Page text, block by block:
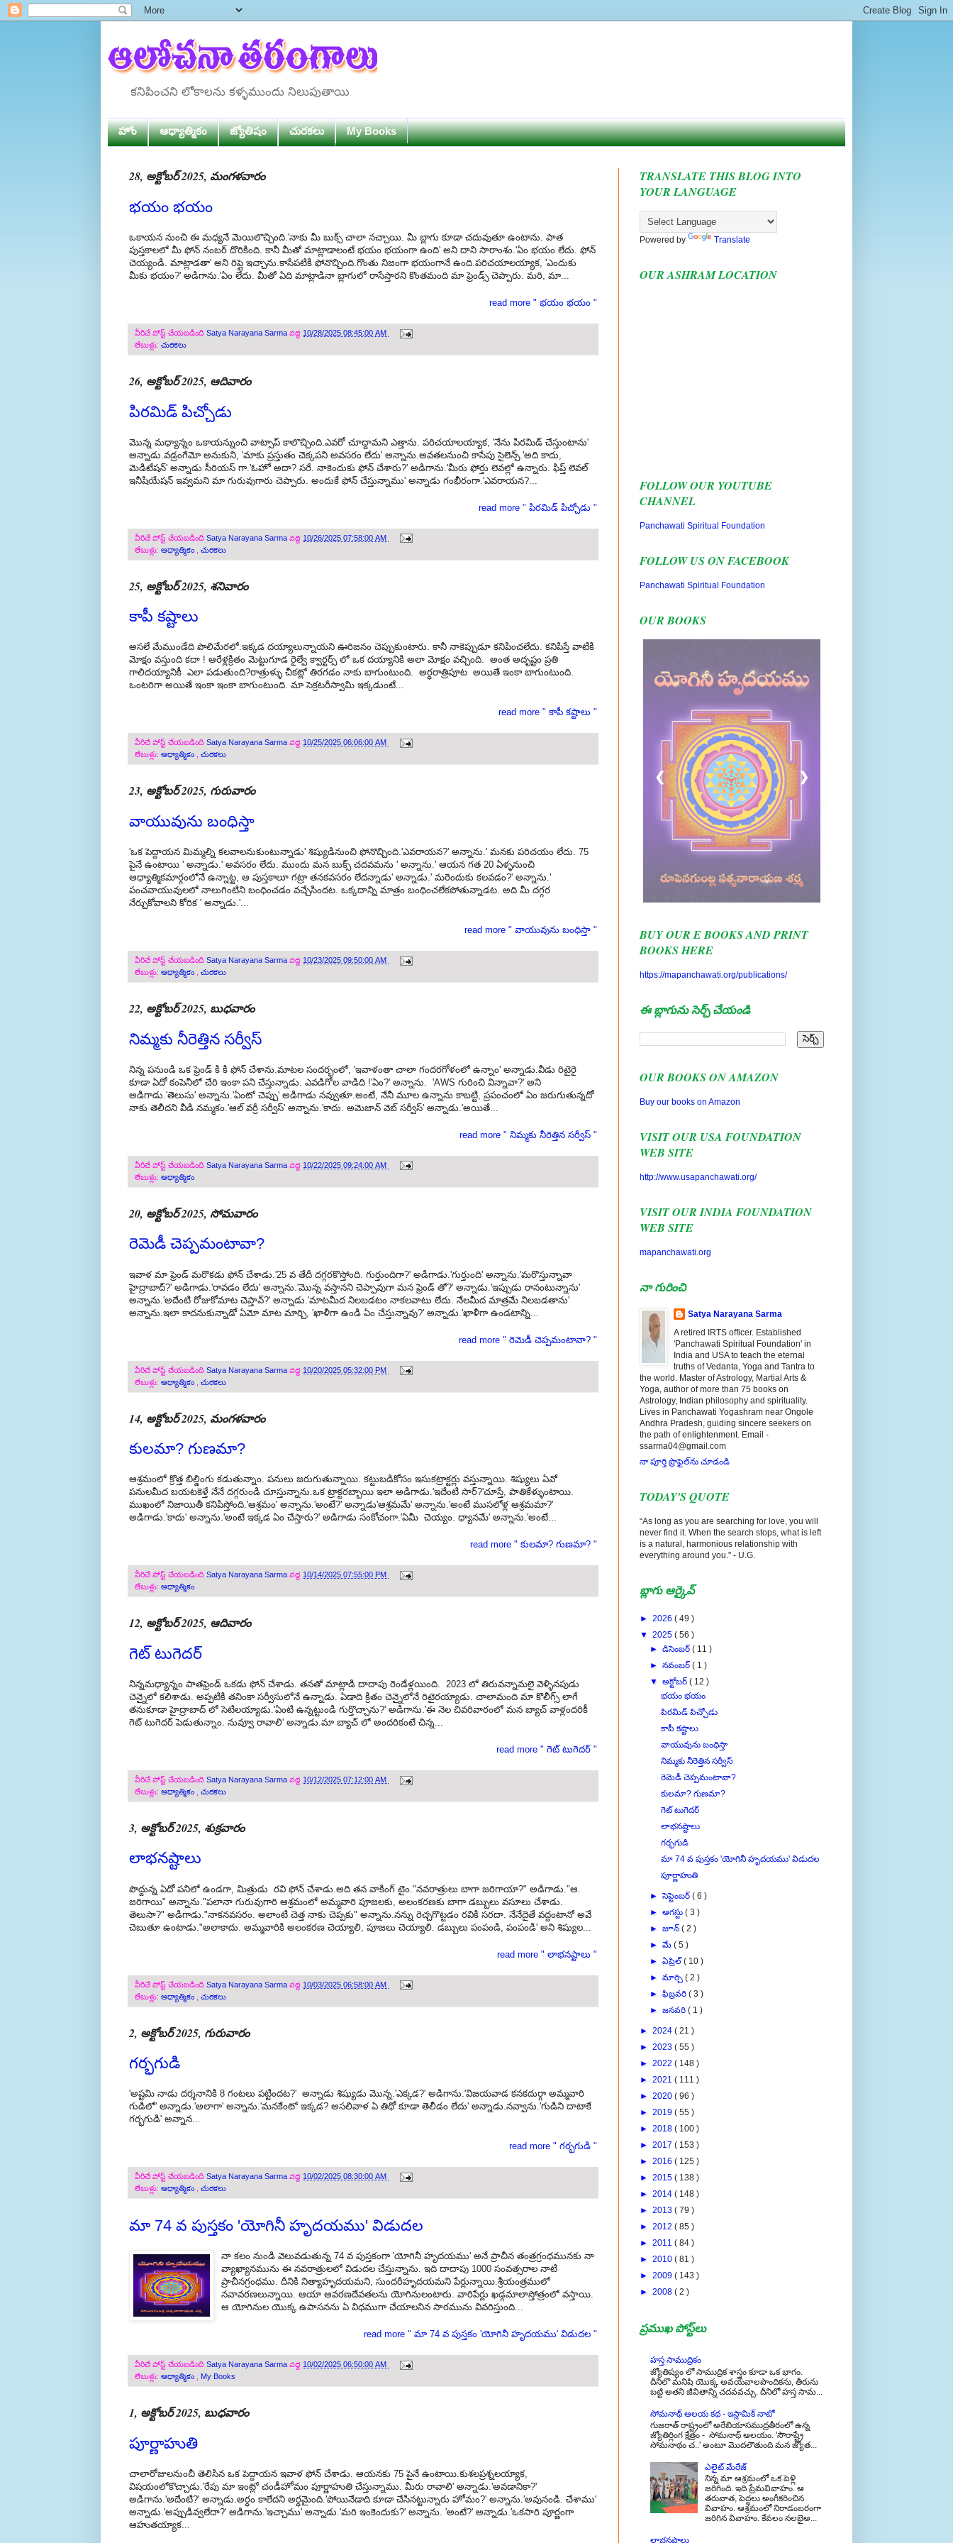
కనిపించని లోకాలను కళ్ళముందు నిలుపుతాయి
హోం ఆధ్యాత్మికం జ్యోతిషం చురకలు My Books
28, అక్టోబర్ 2025, మంగళవారం
భయం భయం
ఒకాయన నుంచి ఈ మధ్యనే మెయిలొచ్చింది.'నాకు మీ బుక్స్ చాలా నచ్చాయి. మీ బ్లాగు కూడా చదువుతూ ఉంటాను. పాత
పుస్తకాలలో మీ ఫోన్ నంబర్ దొరికింది. కానీ మీతో మాట్లాడాలంటే భయం భయంగా ఉంది' అని దాని సారాంశం.'ఏం భయం లేదు. ఫోన్
చెయ్యండి. మాట్లాడతా' అని రిప్లై ఇచ్చాను.కాసేపటికి ఫోనొచ్చింది.గొంతు నిజంగా భయంగానే ఉంది.పరిచయాలయ్యాక, 'ఎందుకు
మీకు భయం?' అడిగాను.'ఏం లేదు. మీతో ఏది మాట్లాడినా బ్లాగులో రాసేస్తారని కొంతమంది మా ఫ్రెండ్స్ చెప్పారు. మరి, మా...
read more " భయం భయం "
వీరిచే పోస్ట్ చేయబడింది Satya Narayana Sarma వద్ద 10/28/2025 08:45:00 AM
లేబుళ్లు: చురకలు
26, అక్టోబర్ 2025, ఆదివారం
పిరమిడ్ పిచ్చోడు
మొన్న మధ్యాన్నం ఒకాయన్నుంచి వాట్సాప్ కాలొచ్చింది.ఎవరో చూద్దామని ఎత్తాను. పరిచయాలయ్యాక, 'నేను పిరమిడ్ చేస్తుంటాను'
అన్నాడు.వడ్రంగేమో అనుకుని, 'మాకు ప్రస్తుతం చెక్కపని అవసరం లేదు' అన్నాను.అవతలనుంచి కాసేపు సైలెన్స్.'అది కాదు,
మెడిటేషన్' అన్నాడు సీరియస్ గా.'ఓహో అదా? సరే. నాకెందుకు ఫోన్ చేశారు?' అడిగాను.'మీరు ఫోర్తు లెవల్లో ఉన్నారు. ఫిప్త్ లెవల్
ఇనీషియేషన్ ఇవ్వమని మా గురువుగారు చెప్పారు. అందుకే ఫోన్ చేస్తున్నాము' అన్నాడు గంభీరంగా.'ఎవరాయన?...
read more " పిరమిడ్ పిచ్చోడు "
వీరిచే పోస్ట్ చేయబడింది Satya Narayana Sarma వద్ద 10/26/2025 07:58:00 AM
లేబుళ్లు: ఆధ్యాత్మికం చురకలు
25, అక్టోబర్ 2025, శనివారం
కాపీ కష్టాలు
అసలే మేముండేది పొలిమేరలో.ఇక్కడ దయ్యాలున్నాయని ఊరిజనం చెప్పుకుంటారు. కానీ నాకెప్పుడూ కనిపించలేదు. కనిపిస్తే వాటికి
మోక్షం వస్తుంది కదా ! ఆరేళ్లక్రితం మెట్టుగూడ రైల్వే క్వార్టర్స్ లో ఒక దయ్యానికి అలా మోక్షం వచ్చింది. అంత అదృష్టం ప్రతి
గాలిదయ్యానికీ ఎలా పడుతుంది?రాత్రుళ్ళు చీకట్లో తిరగడం నాకు బాగుంటుంది. అర్ధరాత్రిపూట అయితే ఇంకా బాగుంటుంది.
ఒంటరిగా అయితే ఇంకా ఇంకా బాగుంటుంది. మా సెక్రటరీస్వామి ఇక్కడుంటే...
read more " కాపీ కష్టాలు "
వీరిచే పోస్ట్ చేయబడింది Satya Narayana Sarma వద్ద 10/25/2025 06:06:00 AM
లేబుళ్లు: ఆధ్యాత్మికం , చురకలు
23, అక్టోబర్ 2025, గురువారం
వాయువును బంధిస్తా
'ఒక పెద్దాయన మిమ్మల్ని కలవాలనుకుంటున్నాడు' శిష్యుడినుంచి ఫోనొచ్చింది.'ఎవరాయన?' అన్నాను.' మనకు పరిచయం లేదు. 75
పైనే ఉంటాయి ' అన్నాడు.' అవసరం లేదు. ముందు మన బుక్స్ చదవమను ' అన్నాను.' ఆయన గత 20 ఏళ్ళనుంచి
ఆధ్యాత్మికమార్గంలోనే ఉన్నాట్ట, ఆ పుస్తకాలూ గట్రా తనకవసరం లేదన్నాడు' అన్నాడు.' మరెందుకు కలవడం?' అన్నాను.'
పంచవాయువులలో నాలుగింటిని బంధించడం వచ్చేసిందట. ఒక్కదాన్ని మాత్రం బంధించలేకపోతున్నాడట. అది మీ దగ్గర
నేర్చుకోవాలని కోరిక ' అన్నాడు.'...
read more " వాయువును బంధిస్తా "
వీరిచే పోస్ట్ చేయబడింది Satya Narayana Sarma వద్ద 10/23/2025 09:50:00 AM
లేబుళ్లు: ఆధ్యాత్మికం చురకలు
22, అక్టోబర్ 2025, బుధవారం
నిమ్మకు నీరెత్తిన సర్వీస్
నిన్న పనుండి ఒక ఫ్రెండ్ కి కి ఫోన్ చేశాను.మాటల సందర్భంలో, 'ఇవాళంతా చాలా గందరగోళంలో ఉన్నాం' అన్నాడు.వీడు రిటైరై
కూడా ఏదో కంపెనీలో చేరి ఇంకా పని చేస్తున్నాడు. ఎవడిగోల వాడిది !'ఏం?' అన్నాను. 'AWS గురించి విన్నావా?' అని
అడిగాడు.'తెలుసు' అన్నాను.'ఏంటో చెప్పు' అడిగాడు నవ్వుతూ.అంటే, నేనీ మూల ఉన్నాను కాబట్టి, ప్రపంచంలో ఏం జరుగుతున్నదో
నాకు తెలీదని వీడి నమ్మకం.'ఆల్ వర్రీ సర్వీస్' అన్నాను.'కాదు. అమెజాన్ వెబ్ సర్వీస్' అన్నాడు.'అయితే...
read more " నిమ్మకు నీరెత్తిన సర్వీస్ "
వీరిచే పోస్ట్ చేయబడింది Satya Narayana Sarma వద్ద 10/22/2025 09:24:00 AM
లేబుళ్లు: ఆధ్యాత్మికం
20, అక్టోబర్ 2025, సోమవారం
రెమెడీ చెప్పమంటావా?
ఇవాళ మా ఫ్రెండ్ మరొకడు ఫోన్ చేశాడు.'25 వ తేదీ దగ్గరకొస్తోంది. గుర్తుందిగా?' అడిగాడు.'గుర్తుంది' అన్నాను.'మరొస్తున్నావా
హైద్రాబాద్?' అడిగాడు.'రావడం లేదు' అన్నాను.'మొన్న వస్తానని చెప్పావుగా మన ఫ్రెండ్ తో?' అన్నాడు.'ఇప్పుడు రానంటున్నాను'
అన్నాను.'అదేంటి రోజుకోమాట చెప్తావ్?' అన్నాడు.'మాటమీద నిలబడటం నాకలవాటు లేదు. నేలమీద మాత్రమే నిలబడతాను'
అన్నాను.ఇలా కాదనుకున్నాడో ఏమో మాట మార్చి, 'ఖాళీగా ఉండి ఏం చేస్తున్నావు?' అన్నాడు.'ఖాళీగా ఉండటాన్ని...
read more " రెమెడీ చెప్పమంటావా? "
వీరిచే పోస్ట్ చేయబడింది Satya Narayana Sarma వద్ద 10/20/2025 05:32:00 PM
లేబుళ్లు: ఆధ్యాత్మికం చురకలు
14, అక్టోబర్ 2025, మంగళవారం
కులమా? గుణమా?
ఆశ్రమంలో క్రొత్త బిల్డింగు కడుతున్నాం. పనులు జరుగుతున్నాయి. కట్టుబడికోసం ఇసుకట్రాక్టర్లు వస్తున్నాయి. శిష్యులు ఏవో
పనులమీద బయటకెళ్తే నేనే దగ్గరుండి చూస్తున్నాను.ఒక ట్రాక్టరబ్బాయి ఇలా అడిగాడు.'ఇదేంటి సార్?'చూస్తే, పాతికేళ్ళుంటాయి.
ముఖంలో నిజాయితీ కనిపిస్తోంది.'ఆశ్రమం' అన్నాను.'అంటే?' అన్నాడు'ఆశ్రమమే' అన్నాను.'అంటే ముసలోళ్ల ఆశ్రమమా?'
అడిగాడు.'కాదు' అన్నాను.'అంటే ఇక్కడ ఏం చేస్తారు?' అడిగాడు సంకోచంగా.'ఏమీ చెయ్యం. ధ్యానమే' అన్నాను.'అంటే...
read more " కులమా? గుణమా? "
వీరిచే పోస్ట్ చేయబడింది Satya Narayana Sarma వద్ద 10/14/2025 07:55:00 PM
లేబుళ్లు: ఆధ్యాత్మికం
12, అక్టోబర్ 2025, ఆదివారం
గెట్ టుగెదర్
నిన్నమధ్యాన్నం పాతఫ్రెండ్ ఒకడు ఫోన్ చేశాడు. తనతో మాట్లాడి దాదాపు రెండేళ్లయింది. 2023 లో తిరువన్నామలై వెళ్ళినపుడు
చెన్నైలో కలిశాడు. అప్పటికి తనింకా సర్వీసులోనే ఉన్నాడు. ఏడాది క్రితం చెన్నైలోనే రిటైరయ్యాడు. చాలామంది మా కొలీగ్స్ లాగే
తనుకూడా హైద్రాబాద్ లో సెటిలయ్యాడు.'ఏంటి ఉన్నట్టుండి గుర్తొచ్చాను?' అడిగాను.'ఈ నెల చివరివారంలో మన బ్యాచ్ వాళ్లందరికీ
గెట్ టుగెదర్ పెడుతున్నాం. నువ్వూ రావాలి' అన్నాడు.మా బ్యాచ్ లో అందరికంటే చిన్న...
read more " గెట్ టుగెదర్ "
వీరిచే పోస్ట్ చేయబడింది Satya Narayana Sarma వద్ద 10/12/2025 07:12:00 AM
లేబుళ్లు: ఆధ్యాత్మికం చురకలు
3, అక్టోబర్ 2025, శుక్రవారం
లాభనష్టాలు
పొద్దున్న ఏదో పనిలో ఉండగా, మిత్రుడు రవి ఫోన్ చేశాడు.అది తన వాకింగ్ టైం."నవరాత్రులు బాగా జరిగాయా?" అడిగాడు."ఆ.
జరిగాయి" అన్నాను."పలానా గురువుగారి ఆశ్రమంలో అమ్మవారి పూజలకు, అలంకరణకు బాగా డబ్బులు వసూలు చేశాడు.
తెలుసా?" అడిగాడు."నాకనవసరం. అలాంటి చెత్త నాకు చెప్పకు" అన్నాను.నన్ను రెచ్చగొట్టడం రవికి సరదా. నేనేదైతే వద్దంటానో అవే
చెబుతూ ఉంటాడు."అలాకాదు. అమ్మవారికి అలంకరణ చెయ్యాలి, పూజలు చెయ్యాలి. డబ్బులు పంపండి, పంపండి' అని శిష్యుల...
read more " లాభనష్టాలు "
వీరిచే పోస్ట్ చేయబడింది Satya Narayana Sarma వద్ద 10/03/2025 06:58:00 AM
లేబుళ్లు: ఆధ్యాత్మికం చురకలు
2, అక్టోబర్ 2025, గురువారం
గర్భగుడి
'అష్టమి నాడు దర్శనానికి 8 గంటలు పట్టిందట?' అన్నాడు శిష్యుడు మొన్న.'ఎక్కడ?' అడిగాను.'విజయవాడ కనకదుర్గా అమ్మవారి
గుడిలో' అన్నాడు.'అలాగా' అన్నాను.'మనకేంటో ఇక్కడ? అసలివాళ ఏ తిథో కూడా తెలీడం లేదు' అన్నాడు.నవ్వాను.'గుడిని దాటాకే
గర్భగుడి' అన్నాన...
read more " గర్భగుడి "
వీరిచే పోస్ట్ చేయబడింది Satya Narayana Sarma వద్ద 10/02/2025 08:30:00 AM
లేబుళ్లు: ఆధ్యాత్మికం చురకలు
మా 74 వ పుస్తకం 'యోగినీ హృదయము' విడుదల
నా కలం నుండి వెలువడుతున్న 74 వ పుస్తకంగా 'యోగినీ హృదయము' అనే ప్రాచీన తంత్రగ్రంధమునకు నా
వ్యాఖ్యానమును ఈ నవరాత్రులలో విడుదల చేస్తున్నాను. ఇది దాదాపు 1000 సంవత్సరాల నాటి
ప్రాచీనగ్రంధము. దీనికి నిత్యాహృదయమని, సుందరీహృదయమని పేర్లున్నాయి.శ్రీయంత్రములో
నవావరణలున్నాయి. ఆయా ఆవరణదేవతలను యోగినులంటారు. వారిపేర్లు ఖడ్గమాలాస్తోత్రంలో వస్తాయి.
ఆ యోగినుల యొక్క ఉపాసనను ఏ విధముగా చేయాలనిన సారమును వివరిస్తుంది...
read more " మా 74 వ పుస్తకం 'యోగినీ హృదయము' విడుదల "
వీరిచే పోస్ట్ చేయబడింది Satya Narayana Sarma వద్ద 10/02/2025 06:50:00 AM
లేబుళ్లు: ఆధ్యాత్మికం , My Books
1, అక్టోబర్ 2025, బుధవారం
పూర్ణాహుతి
చాలారోజులనుంచీ తెలిసిన ఒక పెద్దాయన ఇవాళ ఫోన్ చేశాడు. ఆయనకు 75 పైనే ఉంటాయి.కుశలప్రశ్నలయ్యాక,
విషయంలోకొచ్చాడు.'రేపు మా ఇంట్లో చండీహోమం పూర్ణాహుతి చేస్తున్నాము. మీరు రావాలి' అన్నాడు.'అవడానికా?'
అడిగాను.'అదేంటి?' అన్నాడు.అర్ధం కాలేదని అర్ధమైంది.'పోయినేడాది కూడా చేసినట్టున్నారు హోమం?' అన్నాను.'అవునండి. చేశాము'
అన్నాడు.'అప్పుడివ్వలేదా?' అడిగాను.'ఇచ్చాము' అన్నాడు.'మరి ఇంకెందుకు?' అన్నాను. 'అంటే?' అన్నాడు.'ఒకసారి పూర్ణంగా
ఆహుతయ్యాక...
TRANSLATE THIS BLOG INTO
YOUR LANGUAGE
Powered by Translate
OUR ASHRAM LOCATION
FOLLOW OUR YOUTUBE
CHANNEL
Panchawati Spiritual Foundation
FOLLOW US ON FACEBOOK
Panchawati Spiritual Foundation
OUR BOOKS
❮ ❯
BUY OUR E BOOKS AND PRINT
BOOKS HERE
https://mapanchawati.org/publications/
ఈ బ్లాగును సెర్చ్ చేయండి
OUR BOOKS ON AMAZON
Buy our books on Amazon
VISIT OUR USA FOUNDATION
WEB SITE
http://www.usapanchawati.org/
VISIT OUR INDIA FOUNDATION
WEB SITE
mapanchawati.org
నా గురించి
Satya Narayana Sarma
A retired IRTS officer. Established
'Panchawati Spiritual Foundation' in
India and USA to teach the eternal
truths of Vedanta, Yoga and Tantra to
the world. Master of Astrology, Martial Arts &
Yoga, author of more than 75 books on
Astrology, Indian philosophy and spirituality.
Lives in Panchawati Yogashram near Ongole
Andhra Pradesh, guiding sincere seekers on
the path of enlightenment. Email -
ssarma04@gmail.com
నా పూర్తి ప్రొఫైల్‌ను చూడండి
TODAY'S QUOTE
“As long as you are searching for love, you will
never find it. When the search stops, what is left
is a natural, harmonious relationship with
everything around you." - U.G.
బ్లాగు ఆర్కైవ్
► 2026 ( 49 )
▼ 2025 ( 56 )
►డిసెంబర్( 11 )
►నవంబర్( 1 )
▼అక్టోబర్( 12 )
భయం భయం
పిరమిడ్ పిచ్చోడు
కాపీ కష్టాలు
వాయువును బంధిస్తా
నిమ్మకు నీరెత్తిన సర్వీస్
రెమెడీ చెప్పమంటావా?
కులమా? గుణమా?
గెట్ టుగెదర్
లాభనష్టాలు
గర్భగుడి
మా 74 వ పుస్తకం 'యోగినీ హృదయము' విడుదల
పూర్ణాహుతి
►సెప్టెంబర్( 6 )
►ఆగస్టు( 3 )
►జూన్( 2 )
►మే( 5 )
►ఏప్రిల్( 10 )
►మార్చి( 2 )
►ఫిబ్రవరి( 3 )
►జనవరి( 1 )
► 2024 ( 21 )
► 2023 ( 55 )
► 2022 ( 148 )
► 2021 ( 111 )
► 2020 ( 96 )
► 2019 ( 55 )
► 2018 ( 100 )
► 2017 ( 153 )
► 2016 ( 125 )
► 2015 ( 138 )
► 2014 ( 148 )
► 2013 ( 79 )
► 2012 ( 85 )
► 2011 ( 84 )
► 2010 ( 81 )
► 2009 ( 143 )
► 2008 ( 2 )
ప్రముఖ పోస్ట్‌లు
హస్త సాముద్రికం
జ్యోతిష్యం లో సాముద్రిక శాస్త్రం కూడా ఒక భాగం.
దీనిలొ మనిషి యొక్క అవయవాలపొందికను, తీరును
బట్టి అతని జీవితాన్ని చదవవచ్చు. దీనిలో హస్త సామ...
సోమనాథ్ ఆలయ కథ - ఇస్లామిక్ నాటో
గుజరాత్ రాష్ట్రంలో అరేబియాసముద్రతీరంలో ఉన్న
జ్యోతిర్లింగ క్షేత్రం - సోమనాధ్ ఆలయం. 'సౌరాష్ట్రే
సోమనాథం చ..' అంటూ మొదలౌతుంది మన జ్యోత...
ఎలైట్ మేరేజ్
నిన్న మా ఆశ్రమంలో ఒక పెళ్లి
జరిగింది. ఇది ప్రేమవివాహం. ఆ
తరువాత, పెద్దలు అంగీకరించిన
వివాహం. ఆశ్రమంలో నిరాడంబరంగా
జరిగిన వివాహం. కేవలం నలభైఅ...
లాభనష్టాలు